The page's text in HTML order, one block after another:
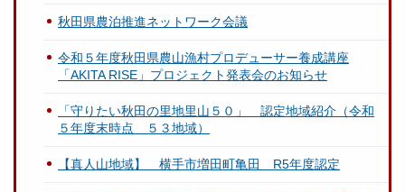
秋田県農泊推進ネットワーク会議
令和５年度秋田県農山漁村プロデューサー養成講座
「AKITA RISE」プロジェクト発表会のお知らせ
「守りたい秋田の里地里山５０」 認定地域紹介（令和
５年度末時点 ５３地域）
【真人山地域】 横手市増田町亀田 R5年度認定